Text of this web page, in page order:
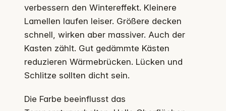
verbessern den Wintereffekt. Kleinere
Lamellen laufen leiser. Größere decken
schnell, wirken aber massiver. Auch der
Kasten zählt. Gut gedämmte Kästen
reduzieren Wärmebrücken. Lücken und
Schlitze sollten dicht sein.
Die Farbe beeinflusst das